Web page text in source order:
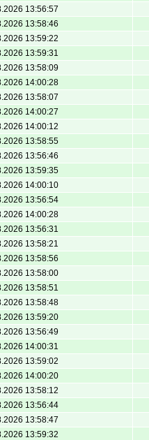
13:56:57
13:58:46
13:59:22
13:59:31
13:58:09
14:00:28
13:58:07
14:00:27
14:00:12
13:58:55
13:56:46
13:59:35
14:00:10
13:56:54
14:00:28
13:56:31
13:58:21
13:58:56
13:58:00
13:58:51
13:58:48
13:59:20
13:56:49
14:00:31
13:59:02
14:00:20
13:58:12
13:56:44
13:58:47
13:59:32